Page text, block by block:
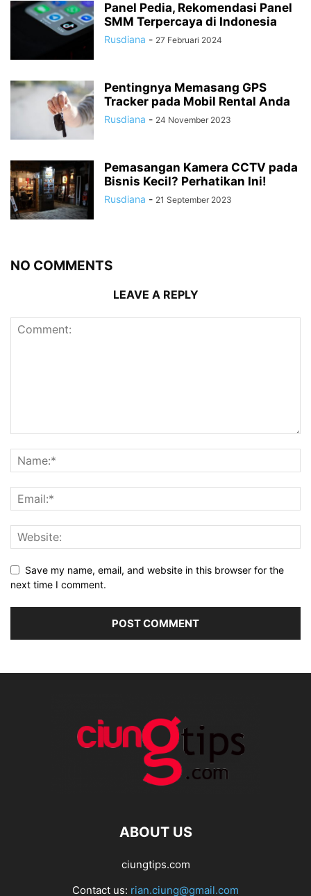
Panel Pedia, Rekomendasi Panel
SMM Terpercaya di Indonesia
Rusdiana - 27 Februari 2024
Pentingnya Memasang GPS
Tracker pada Mobil Rental Anda
Rusdiana - 24 November 2023
Pemasangan Kamera CCTV pada
Bisnis Kecil? Perhatikan Ini!
Rusdiana - 21 September 2023
NO COMMENTS
LEAVE A REPLY
Save my name, email, and website in this browser for the
next time I comment.
ABOUT US
ciungtips.com
Contact us: rian.ciung@gmail.com